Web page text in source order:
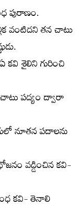
పురాణం.
వంటిదని తన చాటు
కవి శైలిని గురించి
పద్యం ద్వారా
నూతన పదాలను
వడ్డించిన కవి-
కవి- తెనాలి